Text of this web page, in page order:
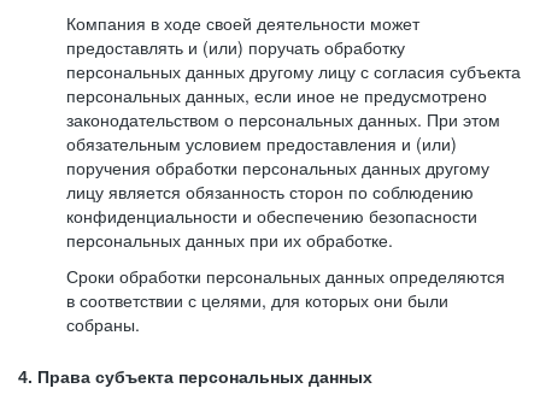
Компания в ходе своей деятельности может
предоставлять и (или) поручать обработку
персональных данных другому лицу с согласия субъекта
персональных данных, если иное не предусмотрено
законодательством о персональных данных. При этом
обязательным условием предоставления и (или)
поручения обработки персональных данных другому
лицу является обязанность сторон по соблюдению
конфиденциальности и обеспечению безопасности
персональных данных при их обработке.
Сроки обработки персональных данных определяются
в соответствии с целями, для которых они были
собраны.
4. Права субъекта персональных данных